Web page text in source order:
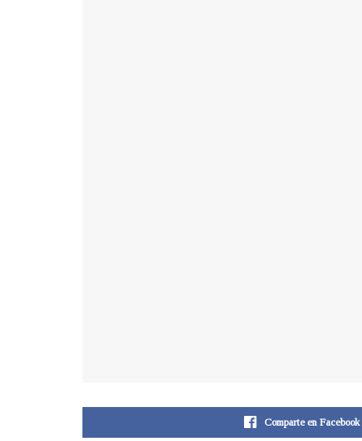
Comparte en Facebook